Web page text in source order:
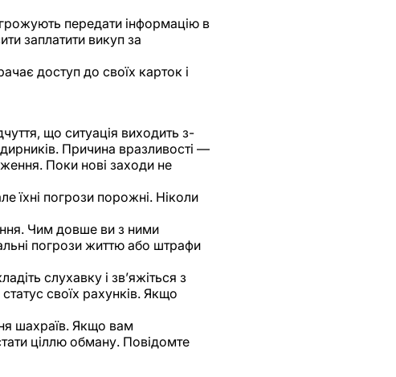
передати інформацію в
заплатити викуп за
доступ до своїх карток і
що ситуація виходить з-
Причина вразливості —
Поки нові заходи не
їхні погрози порожні. Ніколи
Чим довше ви з ними
погрози життю або штрафи
слухавку і зв’яжіться з
своїх рахунків. Якщо
шахраїв. Якщо вам
ціллю обману. Повідомте